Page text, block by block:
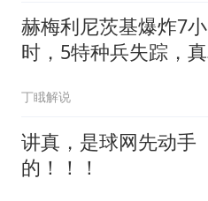
赫梅利尼茨基爆炸7小
时，5特种兵失踪，
丁睋解说
讲真，是球网先动手
的！！！